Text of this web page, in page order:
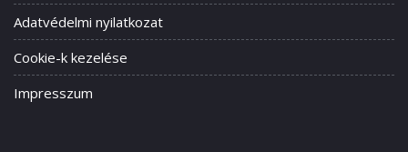
Adatvédelmi nyilatkozat
Cookie-k kezelése
Impresszum